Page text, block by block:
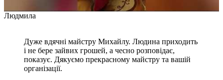
Людмила
Дуже вдячні майстру Михайлу. Людина приходить
і не бере зайвих грошей, а чесно розповідає,
показує. Дякуємо прекрасному майстру та вашій
організації.